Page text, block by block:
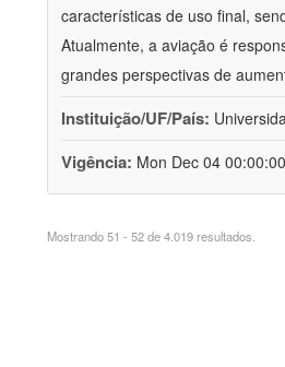
características de uso final,
Atualmente, a aviação é
grandes perspectivas de
Instituição/UF/País:
Vigência: Mon Dec 04
Mostrando 51 - 52 de 4.019 resultados.